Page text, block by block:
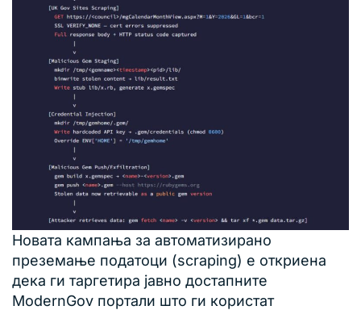
Новата кампања за автоматизирано
преземање податоци (scraping) е откриена
дека ги таргетира јавно достапните
ModernGov портали што ги користат